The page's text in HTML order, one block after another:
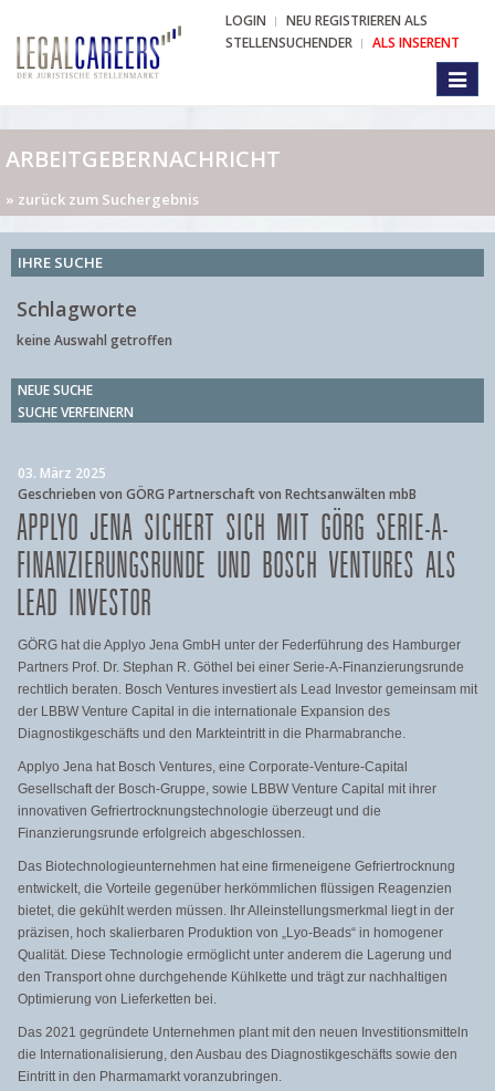
LOGIN
NEU REGISTRIEREN ALS
STELLENSUCHENDER
ALS INSERENT
ARBEITGEBERNACHRICHT
» zurück zum Suchergebnis
IHRE SUCHE
Schlagworte
keine Auswahl getroffen
NEUE SUCHE
SUCHE VERFEINERN
03. März 2025
Geschrieben von GÖRG Partnerschaft von Rechtsanwälten mbB
APPLYO JENA SICHERT SICH MIT GÖRG SERIE-A-
FINANZIERUNGSRUNDE UND BOSCH VENTURES ALS
LEAD INVESTOR
GÖRG hat die Applyo Jena GmbH unter der Federführung des Hamburger
Partners Prof. Dr. Stephan R. Göthel bei einer Serie-A-Finanzierungsrunde
rechtlich beraten. Bosch Ventures investiert als Lead Investor gemeinsam mit
der LBBW Venture Capital in die internationale Expansion des
Diagnostikgeschäfts und den Markteintritt in die Pharmabranche.
Applyo Jena hat Bosch Ventures, eine Corporate-Venture-Capital
Gesellschaft der Bosch-Gruppe, sowie LBBW Venture Capital mit ihrer
innovativen Gefriertrocknungstechnologie überzeugt und die
Finanzierungsrunde erfolgreich abgeschlossen.
Das Biotechnologieunternehmen hat eine firmeneigene Gefriertrocknung
entwickelt, die Vorteile gegenüber herkömmlichen flüssigen Reagenzien
bietet, die gekühlt werden müssen. Ihr Alleinstellungsmerkmal liegt in der
präzisen, hoch skalierbaren Produktion von „Lyo-Beads“ in homogener
Qualität. Diese Technologie ermöglicht unter anderem die Lagerung und
den Transport ohne durchgehende Kühlkette und trägt zur nachhaltigen
Optimierung von Lieferketten bei.
Das 2021 gegründete Unternehmen plant mit den neuen Investitionsmitteln
die Internationalisierung, den Ausbau des Diagnostikgeschäfts sowie den
Eintritt in den Pharmamarkt voranzubringen.